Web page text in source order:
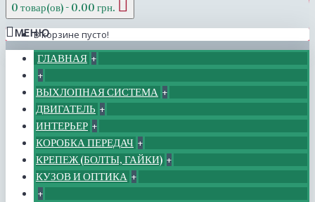
0 товар(ов) - 0.00 грн.
В корзине пусто!
МЕНЮ
ГЛАВНАЯ +
+
ВЫХЛОПНАЯ СИСТЕМА +
ДВИГАТЕЛЬ +
ИНТЕРЬЕР +
КОРОБКА ПЕРЕДАЧ +
КРЕПЕЖ (БОЛТЫ, ГАЙКИ) +
КУЗОВ И ОПТИКА +
+